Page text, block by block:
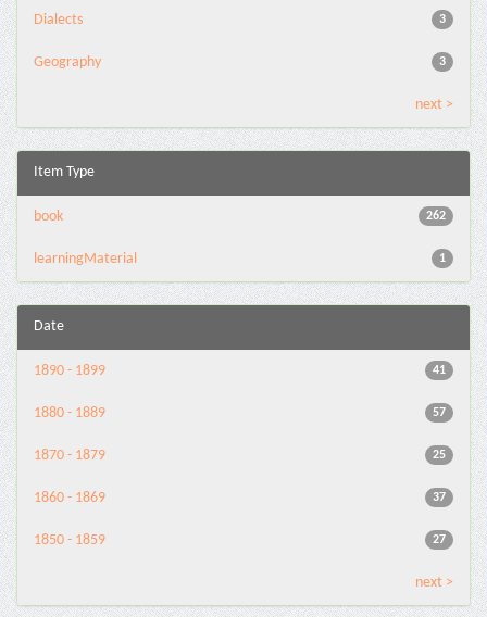
3
Dialects
3
Geography
next >
Item Type
262
book
1
learningMaterial
Date
41
1890 - 1899
57
1880 - 1889
25
1870 - 1879
37
1860 - 1869
27
1850 - 1859
next >